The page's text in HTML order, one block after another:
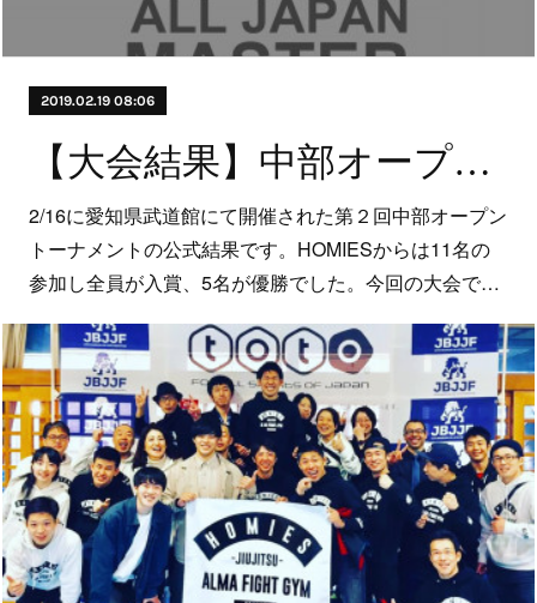
2019.02.19 08:06
【大会結果】中部オープントーナメント
2/16に愛知県武道館にて開催された第２回中部オープン
トーナメントの公式結果です。HOMIESからは11名の
参加し全員が入賞、5名が優勝でした。今回の大会で…